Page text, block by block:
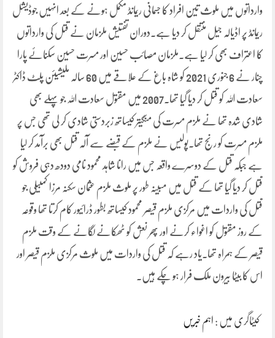
وارداتوں میں ملوث تین افراد کا جسمانی ریمانڈ مکمل ہونے کے بعد انہیں جوڈیشل
ریمانڈ پر اڈیالہ جیل منتقل کر دیا ہے۔دوران تفتیش ملزمان نے قتل کی وارداتوں
کا اعتراف بھی کر لیا ہے۔ملزمان مصائب حسین اور مسرت حسین سکنائے پارا
چنار نے 6 جنوری 2021 کو شاہ باغ کے علاقے میں 60 سالہ ملیشیئن پلٹ ڈاکٹر
سعادت اللہ کو قتل کر دیا گیا تھا۔2007 میں مقتول سعادت اللہ جو پہلے بھی
شادی شدہ تھا نے ملزم مسرت کی منگیتر کیساتھ زبردستی شادی کر لی تھی جس پر
ملزم مسرت کو رنج تھا۔پولیس نے ملزم کے قبضے سے آلہ قتل بھی برآمد کر لیا
ہے جبکہ قتل کے دوسرے واقعہ جس میں رانا شاہد محمود نامی دودھ دہی فروش کو
قتل کر دیا گیا تھا کے قتل میں مبینہ طور پر ملوث ملزم عثمان سکنہ مرزا کمبیلی جو
قتل کی واردات میں مرکزی ملزم قیصر محمود کیساتھ بطور ڈرائیور کام کرتا تھا وقوعہ
کے روز مقتول کو اغواء کرنے اور پھر نعش کو ٹھکانے لگانے کے وقت ملزم
قیصر کے ہمراہ تھا۔یاد رہے کہ قتل کی واردات میں ملوث مرکزی ملزم قیصر اور
اس کا بیٹا بیرون ملک فرار ہو چکے ہیں۔
کیٹاگری میں : اہم خبریں